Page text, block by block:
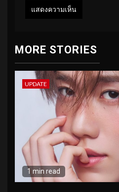
MORE STORIES
UPDATE
1 min read